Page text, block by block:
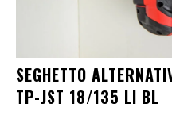
SEGHETTO
TP-JST 18/135 LI BL